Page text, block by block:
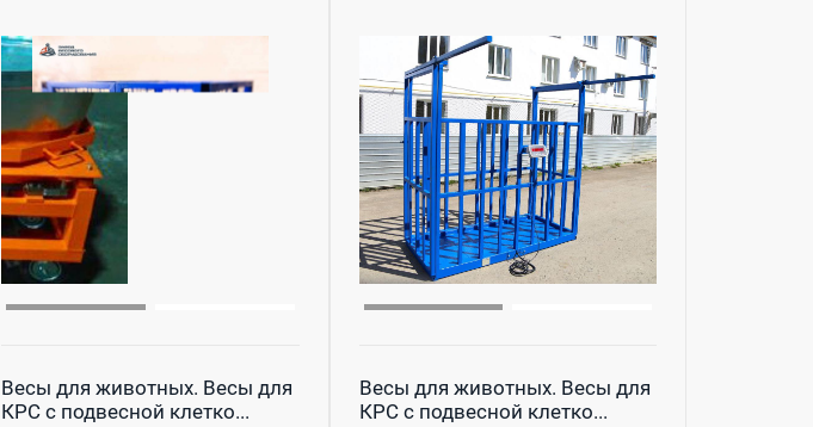
Весы для животных. Весы для
КРС с подвесной клетко...
Весы для животных. Весы для
КРС с подвесной клетко...